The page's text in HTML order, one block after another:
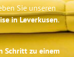
Sie unseren
in Leverkusen.
Schritt zu einem